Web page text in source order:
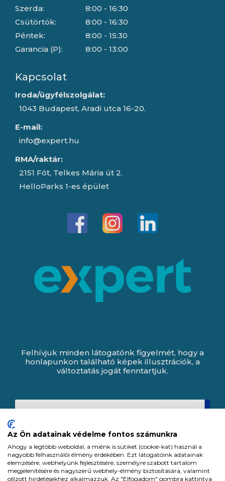
Szerda:
Csütörtök:
Péntek:
Garancia (P):
8:00 - 16:30
8:00 - 16:30
8:00 - 15:30
8:00 - 13:00
Kapcsolat
Iroda/ügyfélszolgálat:
1043 Budapest, Aradi utca 16-20.
E-mail:
info@expert.hu
RMA/raktár:
2151 Fót, Telkes Mária út 2.
HelloParks 1-es épület
Felhívjuk minden látogatónk figyelmét, hogy a
honlapunkon található képek illusztrációk, a
változtatás jogát fenntartjuk.
Az Ön adatainak védelme fontos számunkra
Ahogy a legtöbb weboldal, a miénk is sütiket (cookie-kat) használ a
nagyobb felhasználói élmény érdekében. Ezt látogatóink adatainak
elemzésére, webhelyünk fejlesztésére, személyre szabott tartalom
megjelenítésére és nagyszerű webhely-élmény biztosítására, valamint
célzott hirdetésekhez alkalmazzuk. Az "Elfogadom" gombra kattintva